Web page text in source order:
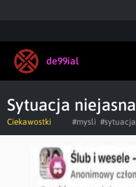
de99ial
Sytuacja niejasna
Ciekawostki #mysli #sytuacja